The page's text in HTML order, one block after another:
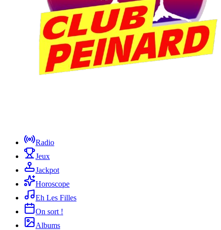
Radio
Jeux
Jackpot
Horoscope
Eh Les Filles
On sort !
Albums